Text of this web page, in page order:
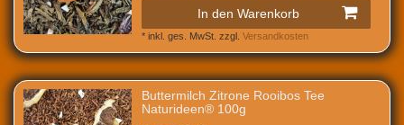
In den Warenkorb
* inkl. ges. MwSt. zzgl. Versandkosten
Buttermilch Zitrone Rooibos Tee
Naturideen® 100g